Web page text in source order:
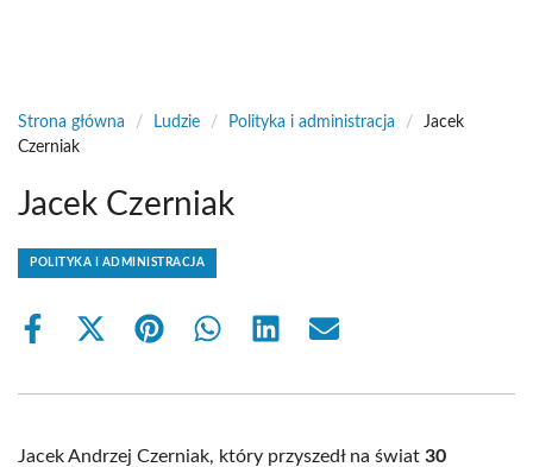
Strona główna / Ludzie / Polityka i administracja /
Jacek
Czerniak
Jacek Czerniak
POLITYKA I ADMINISTRACJA
Share
Share
(Twitter)
Share Share Share Share
Jacek Andrzej Czerniak, który przyszedł na świat 30